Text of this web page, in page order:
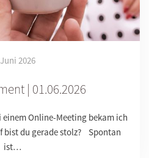
2026
| 01.06.2026
einem Online-Meeting bekam ich
bist du gerade stolz? Spontan
ist…